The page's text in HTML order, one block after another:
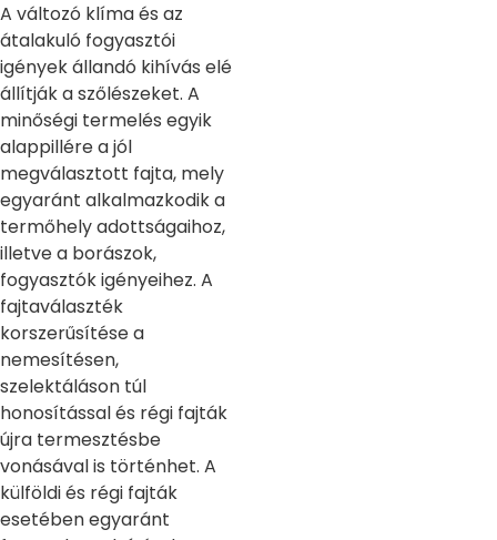
A változó klíma és az
átalakuló fogyasztói
igények állandó kihívás elé
állítják a szőlészeket. A
minőségi termelés egyik
alappillére a jól
megválasztott fajta, mely
egyaránt alkalmazkodik a
termőhely adottságaihoz,
illetve a borászok,
fogyasztók igényeihez. A
fajtaválaszték
korszerűsítése a
nemesítésen,
szelektáláson túl
honosítással és régi fajták
újra termesztésbe
vonásával is történhet. A
külföldi és régi fajták
esetében egyaránt